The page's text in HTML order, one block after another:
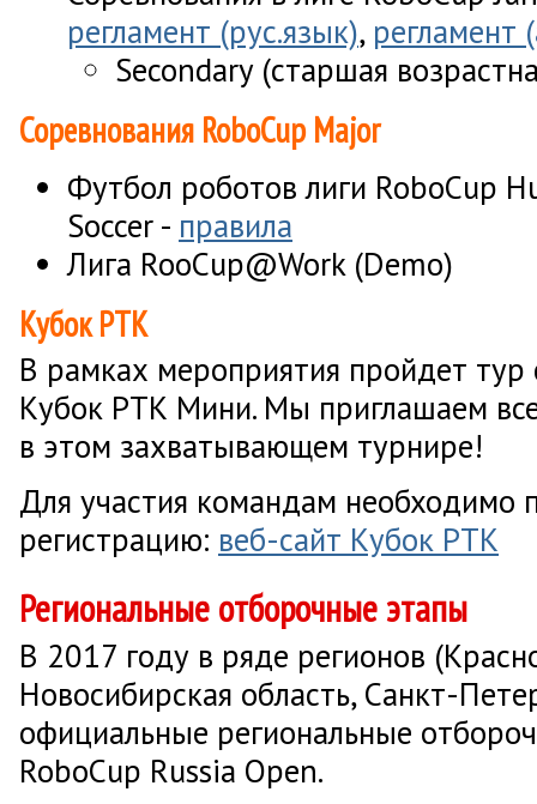
регламент (рус.язык), регламент
Secondary (старшая
Соревнования RoboCup Major
Футбол роботов лиги RoboCup
Soccer - правила
Лига RooCup@Work (Demo)
Кубок РТК
В рамках мероприятия пройдет тур
Кубок РТК Мини. Мы приглашаем
в этом захватывающем турнире!
Для участия командам необходимо
регистрацию: веб-сайт Кубок РТК
Региональные отборочные этапы
В 2017 году в ряде регионов
Новосибирская область, Санкт-
официальные региональные
RoboCup Russia Open.